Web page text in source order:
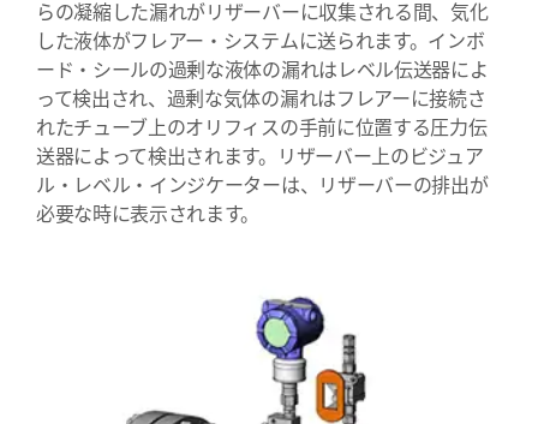
らの凝縮した漏れがリザーバーに収集される間、気化
した液体がフレアー・システムに送られます。インボ
ード・シールの過剰な液体の漏れはレベル伝送器によ
って検出され、過剰な気体の漏れはフレアーに接続さ
れたチューブ上のオリフィスの手前に位置する圧力伝
送器によって検出されます。リザーバー上のビジュア
ル・レベル・インジケーターは、リザーバーの排出が
必要な時に表示されます。